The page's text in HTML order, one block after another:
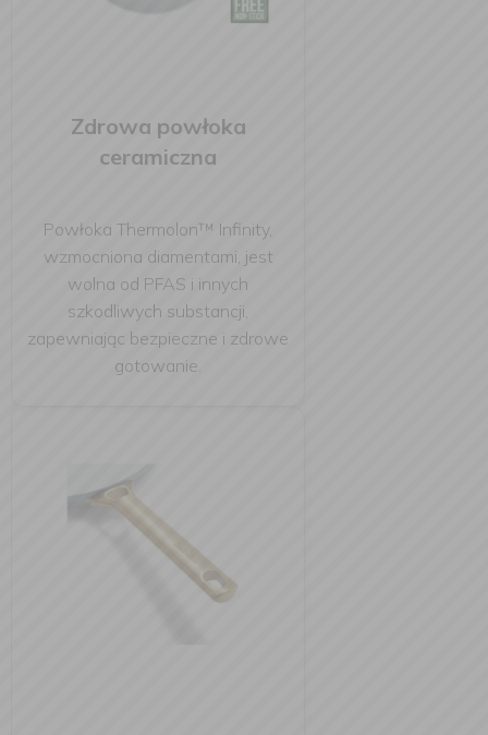
Zdrowa powłoka
ceramiczna
Powłoka Thermolon™ Infinity,
wzmocniona diamentami, jest
wolna od PFAS i innych
szkodliwych substancji,
zapewniając bezpieczne i zdrowe
gotowanie.